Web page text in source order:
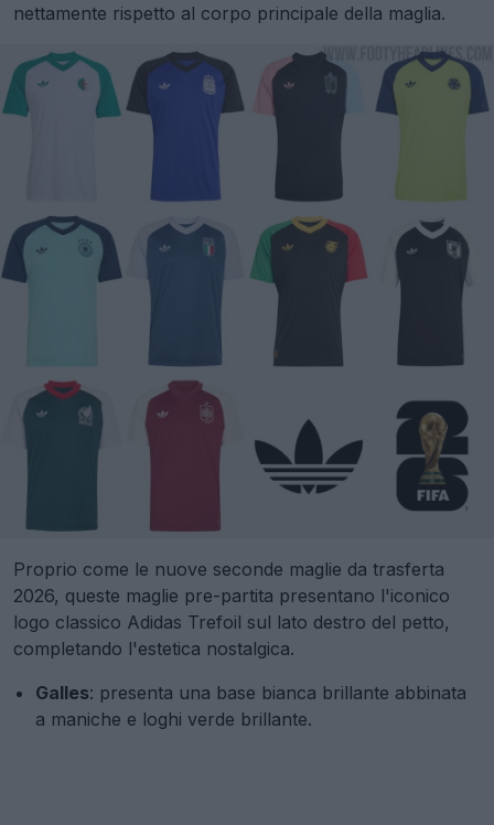
nettamente rispetto al corpo principale della maglia.
Proprio come le nuove seconde maglie da trasferta
2026, queste maglie pre-partita presentano l'iconico
logo classico Adidas Trefoil sul lato destro del petto,
completando l'estetica nostalgica.
Galles: presenta una base bianca brillante abbinata
a maniche e loghi verde brillante.